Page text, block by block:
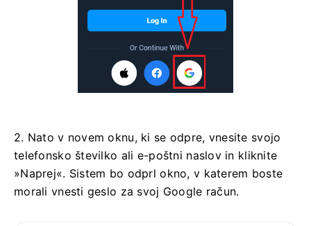
2. Nato v novem oknu, ki se odpre, vnesite svojo
telefonsko številko ali e-poštni naslov in kliknite
»Naprej«. Sistem bo odprl okno, v katerem boste
morali vnesti geslo za svoj Google račun.